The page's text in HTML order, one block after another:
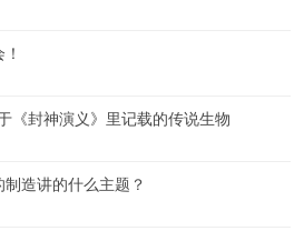
《封神演义》里记载的传说生物
造讲的什么主题？